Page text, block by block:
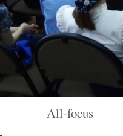
All-focus